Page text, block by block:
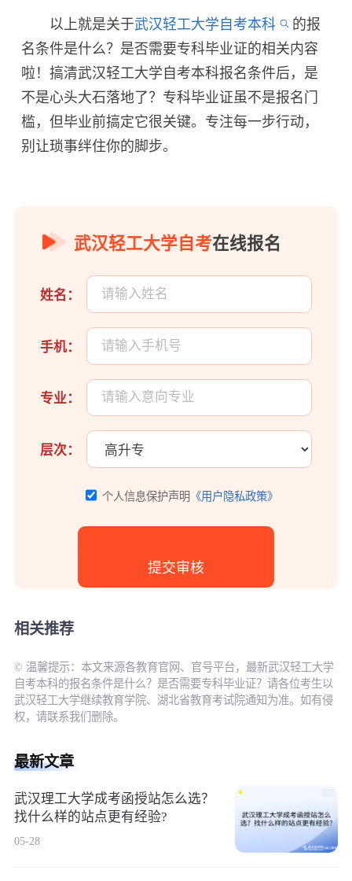
以上就是关于武汉轻工大学自考本科
的报
名条件是什么？是否需要专科毕业证的相关内容
啦！搞清武汉轻工大学自考本科报名条件后，是
不是心头大石落地了？专科毕业证虽不是报名门
槛，但毕业前搞定它很关键。专注每一步行动，
别让琐事绊住你的脚步。
武汉轻工大学自考在线报名
姓名：
手机：
专业：
层次：
个人信息保护声明 《用户隐私政策》
相关推荐
© 温馨提示：本文来源各教育官网、官号平台，最新武汉轻工大学
自考本科的报名条件是什么？是否需要专科毕业证？请各位考生以
武汉轻工大学继续教育学院、湖北省教育考试院通知为准。如有侵
权，请联系我们删除。
最新文章
武汉理工大学成考函授站怎么选？
找什么样的站点更有经验?
05-28